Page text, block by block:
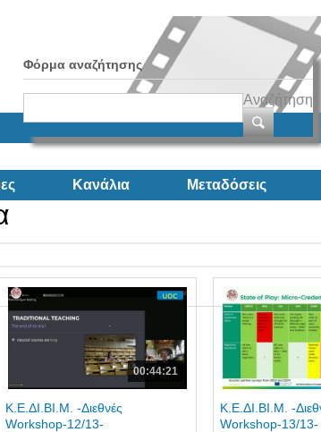
Φόρμα αναζήτησης
Αναζήτηση
Κανάλια Μεταδόσεις
00:44:21
Κ.Ε.ΔΙ.ΒΙ.Μ. -Διεθνές
Workshop-12/13-
Κ.Ε.ΔΙ.ΒΙ.Μ. -
Workshop-13/13-